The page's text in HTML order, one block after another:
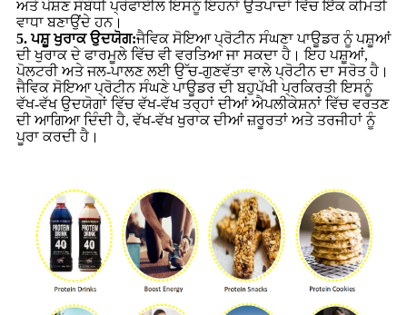
ਅਤੇ ਪੋਸ਼ਣ ਸੰਬੰਧੀ ਪ੍ਰੋਫਾਈਲ ਇਸਨੂੰ ਇਹਨਾਂ ਉਤਪਾਦਾਂ ਵਿੱਚ ਇੱਕ ਕੀਮਤੀ
ਵਾਧਾ ਬਣਾਉਂਦੇ ਹਨ।
5. ਪਸ਼ੂ ਖੁਰਾਕ ਉਦਯੋਗ:ਜੈਵਿਕ ਸੋਇਆ ਪ੍ਰੋਟੀਨ ਸੰਘਣਾ ਪਾਊਡਰ ਨੂੰ ਪਸ਼ੂਆਂ
ਦੀ ਖੁਰਾਕ ਦੇ ਫਾਰਮੂਲੇ ਵਿੱਚ ਵੀ ਵਰਤਿਆ ਜਾ ਸਕਦਾ ਹੈ। ਇਹ ਪਸ਼ੂਆਂ,
ਪੋਲਟਰੀ ਅਤੇ ਜਲ-ਪਾਲਣ ਲਈ ਉੱਚ-ਗੁਣਵੱਤਾ ਵਾਲੇ ਪ੍ਰੋਟੀਨ ਦਾ ਸਰੋਤ ਹੈ।
ਜੈਵਿਕ ਸੋਇਆ ਪ੍ਰੋਟੀਨ ਸੰਘਣੇ ਪਾਊਡਰ ਦੀ ਬਹੁਪੱਖੀ ਪ੍ਰਕਿਰਤੀ ਇਸਨੂੰ
ਵੱਖ-ਵੱਖ ਉਦਯੋਗਾਂ ਵਿੱਚ ਵੱਖ-ਵੱਖ ਤਰ੍ਹਾਂ ਦੀਆਂ ਐਪਲੀਕੇਸ਼ਨਾਂ ਵਿੱਚ ਵਰਤਣ
ਦੀ ਆਗਿਆ ਦਿੰਦੀ ਹੈ, ਵੱਖ-ਵੱਖ ਖੁਰਾਕ ਦੀਆਂ ਜ਼ਰੂਰਤਾਂ ਅਤੇ ਤਰਜੀਹਾਂ ਨੂੰ
ਪੂਰਾ ਕਰਦੀ ਹੈ।